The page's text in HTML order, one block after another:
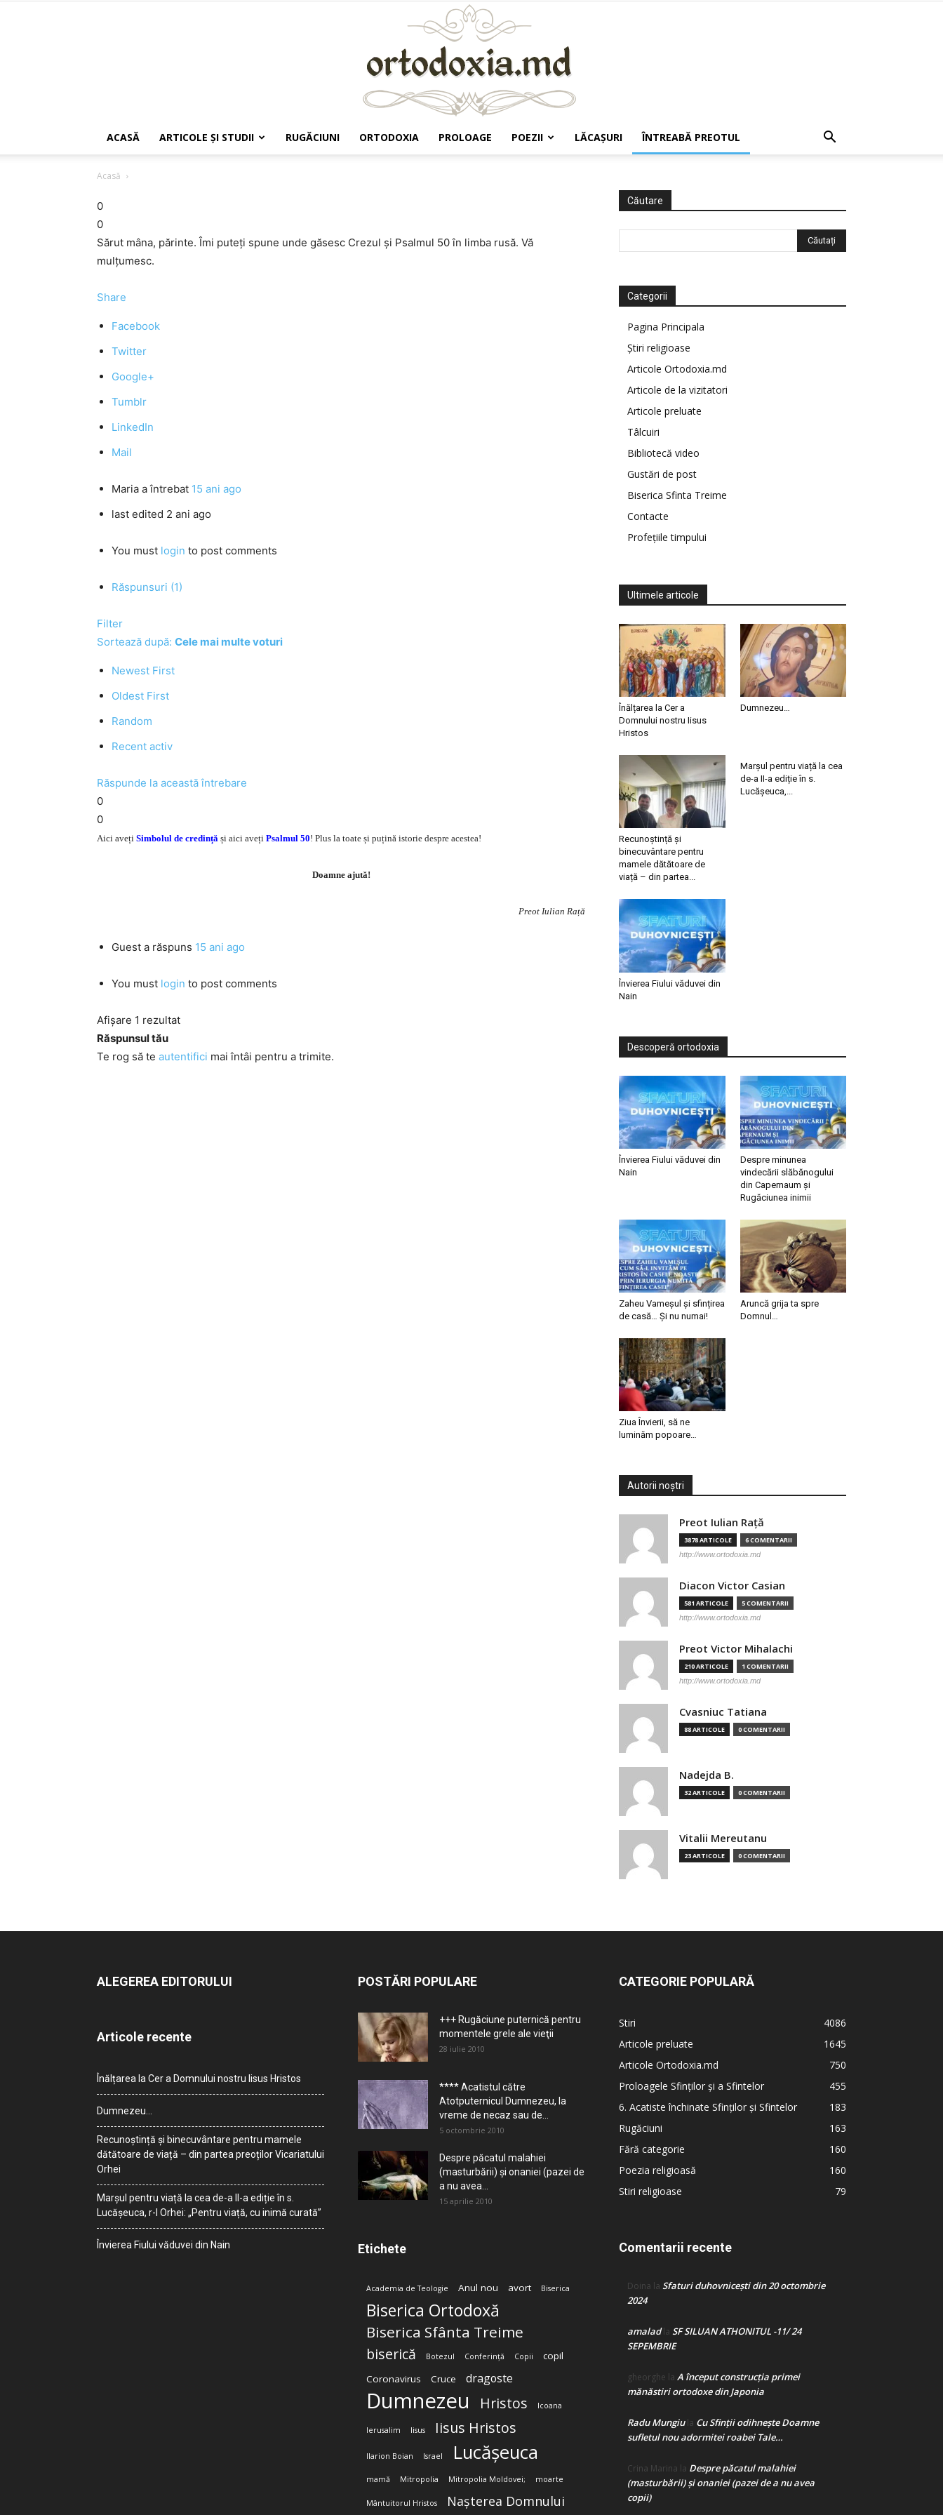
ACASĂ ARTICOLE ŞI STUDII RUGĂCIUNI ORTODOXIA PROLOAGE POEZII LĂCAŞURI ÎNTREABĂ PREOTUL
Acasă
0
0
Sărut mâna, părinte. Îmi puteţi spune unde găsesc Crezul şi Psalmul 50 în limba rusă. Vă
mulţumesc.
Share
Facebook
Twitter
Google+
Tumblr
LinkedIn
Mail
Maria a întrebat 15 ani ago
last edited 2 ani ago
You must login to post comments
Răspunsuri (1)
Filter
Sortează după: Cele mai multe voturi
Newest First
Oldest First
Random
Recent activ
Răspunde la această întrebare
0
0
Aici aveți Simbolul de credință și aici aveți Psalmul 50! Plus la toate și puțină istorie despre acestea!
Doamne ajută!
Preot Iulian Rață
Guest a răspuns 15 ani ago
You must login to post comments
Afișare 1 rezultat
Răspunsul tău
Te rog să te autentifici mai întâi pentru a trimite.
Căutare
Categorii
Pagina Principala
Știri religioase
Articole Ortodoxia.md
Articole de la vizitatori
Articole preluate
Tâlcuiri
Bibliotecă video
Gustări de post
Biserica Sfinta Treime
Contacte
Profețiile timpului
Ultimele articole
Înălțarea la Cer a
Domnului nostru Iisus
Hristos
Dumnezeu…
Recunoștință și
binecuvântare pentru
mamele dătătoare de
viață – din partea...
Marșul pentru viață la cea
de-a II-a ediție în s.
Lucășeuca,...
Învierea Fiului văduvei din
Nain
Descoperă ortodoxia
Învierea Fiului văduvei din
Nain
Despre minunea
vindecării slăbănogului
din Capernaum și
Rugăciunea inimii
Zaheu Vameșul și sfințirea
de casă… Și nu numai!
Aruncă grija ta spre
Domnul…
Ziua Învierii, să ne
luminăm popoare…
Autorii noștri
Preot Iulian Raţă
3878 ARTICOLE 6 COMENTARII
http://www.ortodoxia.md
Diacon Victor Casian
581 ARTICOLE 5 COMENTARII
http://www.ortodoxia.md
Preot Victor Mihalachi
210 ARTICOLE 1 COMENTARII
http://www.ortodoxia.md
Cvasniuc Tatiana
88 ARTICOLE 0 COMENTARII
Nadejda B.
32 ARTICOLE 0 COMENTARII
Vitalii Mereutanu
23 ARTICOLE 0 COMENTARII
ALEGEREA EDITORULUI
Articole recente
Înălțarea la Cer a Domnului nostru Iisus Hristos
Dumnezeu…
Recunoștință și binecuvântare pentru mamele
dătătoare de viață – din partea preoților Vicariatului
Orhei
Marșul pentru viață la cea de-a II-a ediție în s.
Lucășeuca, r-l Orhei: „Pentru viață, cu inimă curată”
Învierea Fiului văduvei din Nain
POSTĂRI POPULARE
+++ Rugăciune puternică pentru
momentele grele ale vieţii
28 iulie 2010
**** Acatistul către
Atotputernicul Dumnezeu, la
vreme de necaz sau de...
5 octombrie 2010
Despre păcatul malahiei
(masturbării) şi onaniei (pazei de
a nu avea...
15 aprilie 2010
Etichete
Academia de Teologie Anul nou avort Biserica
Biserica Ortodoxă
Biserica Sfânta Treime
biserică Botezul Conferință Copii
copil
Coronavirus
Cruce dragoste
Dumnezeu Hristos Icoana
Ierusalim Iisus Iisus Hristos
Ilarion Boian Israel Lucășeuca
mamă Mitropolia Mitropolia Moldovei; moarte
Mântuitorul Hristos Nașterea Domnului
CATEGORIE POPULARĂ
Stiri
4086
Articole preluate
1645
Articole Ortodoxia.md
750
Proloagele Sfinților și a Sfintelor
455
6. Acatiste închinate Sfinților și Sfintelor
183
Rugăciuni
163
Fără categorie
160
Poezia religioasă
160
Stiri religioase
79
Comentarii recente
Doina la Sfaturi duhovnicești din 20 octombrie
2024
amaladla SF SILUAN ATHONITUL -11/ 24
SEPEMBRIE
gheorghe la A început construcţia primei
mănăstiri ortodoxe din Japonia
Radu Mungiula Cu Sfinții odihnește Doamne
sufletul nou adormitei roabei Tale…
Crina Marina la Despre păcatul malahiei
(masturbării) şi onaniei (pazei de a nu avea
copii)